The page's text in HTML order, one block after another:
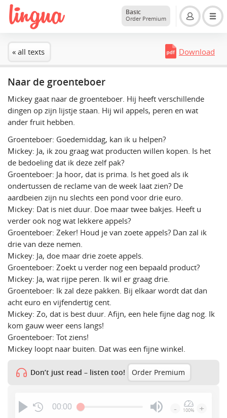
Basic
Order Premium
« all texts Download
Naar de groenteboer
Mickey gaat naar de groenteboer. Hij heeft verschillende
dingen op zijn lijstje staan. Hij wil appels, peren en wat
ander fruit hebben.
Groenteboer: Goedemiddag, kan ik u helpen?
Mickey: Ja, ik zou graag wat producten willen kopen. Is het
de bedoeling dat ik deze zelf pak?
Groenteboer: Ja hoor, dat is prima. Is het goed als ik
ondertussen de reclame van de week laat zien? De
aardbeien zijn nu slechts een pond voor drie euro.
Mickey: Dat is niet duur. Doe maar twee bakjes. Heeft u
verder ook nog wat lekkere appels?
Groenteboer: Zeker! Houd je van zoete appels? Dan zal ik
drie van deze nemen.
Mickey: Ja, doe maar drie zoete appels.
Groenteboer: Zoekt u verder nog een bepaald product?
Mickey: Ja, wat rijpe peren. Ik wil er graag drie.
Groenteboer: Ik zal deze pakken. Bij elkaar wordt dat dan
acht euro en vijfendertig cent.
Mickey: Zo, dat is best duur. Afijn, een hele fijne dag nog. Ik
kom gauw weer eens langs!
Groenteboer: Tot ziens!
Mickey loopt naar buiten. Dat was een fijne winkel.
Don’t just read – listen too! Order Premium
00:00 - 100% +